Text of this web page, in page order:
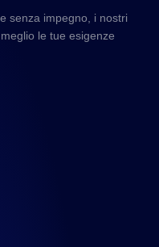
senza impegno, i nostri
le tue esigenze